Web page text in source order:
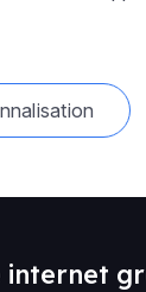
internet